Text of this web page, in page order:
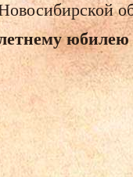
юбилею